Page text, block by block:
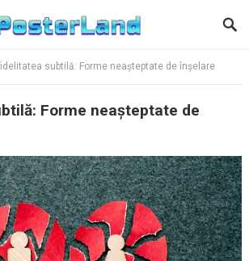
subtilă: Forme neașteptate de înșelare
Forme neașteptate de